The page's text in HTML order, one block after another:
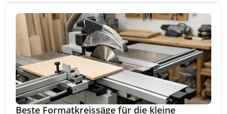
Beste Formatkreissäge für die kleine